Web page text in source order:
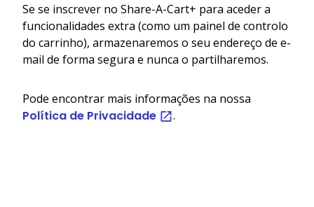
Se se inscrever no Share-A-Cart+ para aceder a
funcionalidades extra (como um painel de controlo
do carrinho), armazenaremos o seu endereço de e-
mail de forma segura e nunca o partilharemos.
Pode encontrar mais informações na nossa
Política de Privacidade .